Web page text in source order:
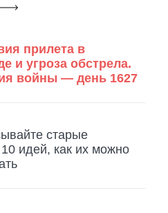
прилета в
и угроза обстрела.
войны — день 1627
старые
идей, как их можно